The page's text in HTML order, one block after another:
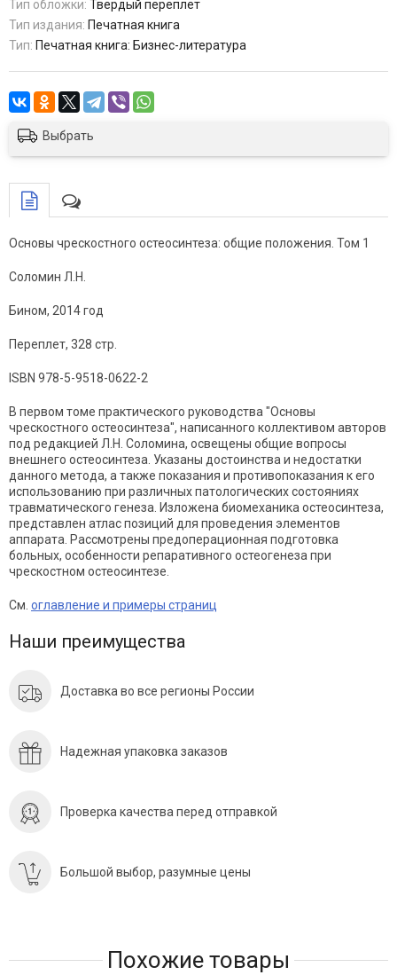
Тип обложки: Твердый переплет
Тип издания: Печатная книга
Тип: Печатная книга: Бизнес-литература
Выбрать
Основы чрескостного остеосинтеза: общие положения. Том 1
Соломин Л.Н.
Бином, 2014 год
Переплет, 328 стр.
ISBN 978-5-9518-0622-2
В первом томе практического руководства "Основы
чрескостного остеосинтеза", написанного коллективом авторов
под редакцией Л.Н. Соломина, освещены общие вопросы
внешнего остеосинтеза. Указаны достоинства и недостатки
данного метода, а также показания и противопоказания к его
использованию при различных патологических состояниях
травматического генеза. Изложена биомеханика остеосинтеза,
представлен атлас позиций для проведения элементов
аппарата. Рассмотрены предоперационная подготовка
больных, особенности репаративного остеогенеза при
чрескостном остеосинтезе.
См. оглавление и примеры страниц
Наши преимущества
Доставка во все регионы России
Надежная упаковка заказов
Проверка качества перед отправкой
Большой выбор, разумные цены
Похожие товары